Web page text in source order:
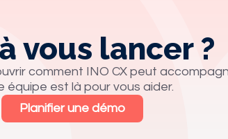
vous lancer ?
comment INO CX peut
équipe est là pour vous aider.
Planifier une démo